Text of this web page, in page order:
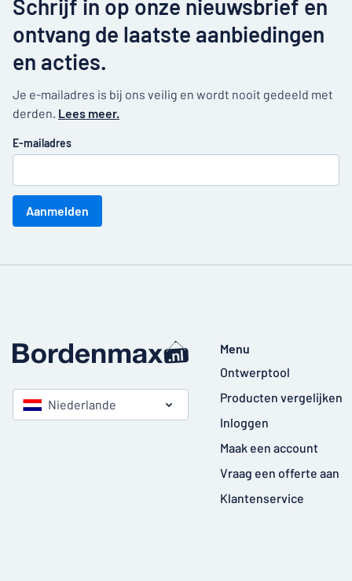
Schrijf in op onze nieuwsbrief en
ontvang de laatste aanbiedingen
en acties.
Je e-mailadres is bij ons veilig en wordt nooit gedeeld met
derden. Lees meer.
E-mailadres
Aanmelden
Niederlande
Menu
Ontwerptool
Producten vergelijken
Inloggen
Maak een account
Vraag een offerte aan
Klantenservice